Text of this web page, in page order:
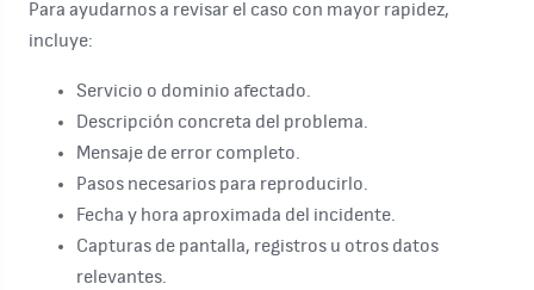
Para ayudarnos a revisar el caso con mayor rapidez,
incluye:
Servicio o dominio afectado.
Descripción concreta del problema.
Mensaje de error completo.
Pasos necesarios para reproducirlo.
Fecha y hora aproximada del incidente.
Capturas de pantalla, registros u otros datos
relevantes.